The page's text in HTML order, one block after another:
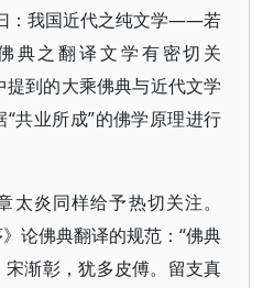
：我国近代之纯文学——若
典之翻译文学有密切关
到的大乘佛典与近代文学
共业所成”的佛学原理进行
太炎同样给予热切关注。
论佛典翻译的规范：“佛典
渐彰，犹多皮傅。留支真